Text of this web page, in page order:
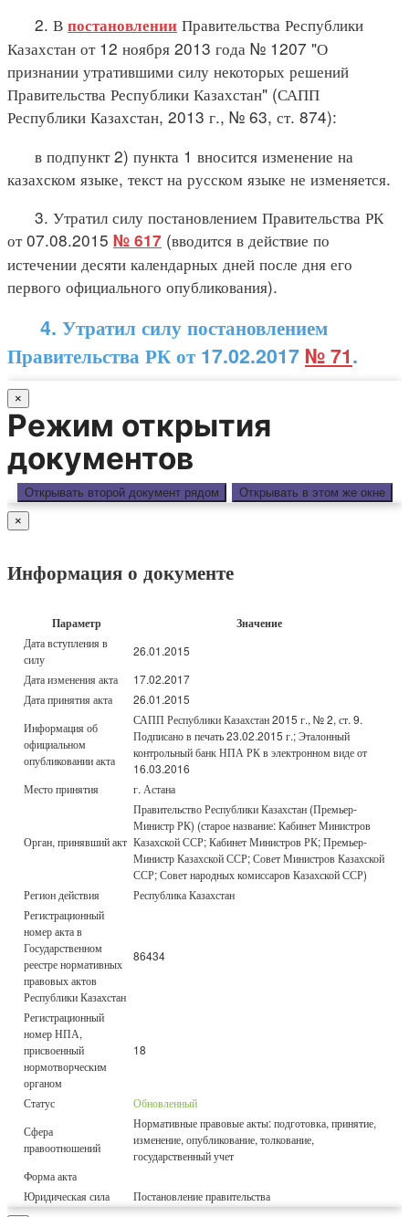
2. В постановлении Правительства Республики
Казахстан от 12 ноября 2013 года № 1207 "О
признании утратившими силу некоторых решений
Правительства Республики Казахстан" (САПП
Республики Казахстан, 2013 г., № 63, ст. 874):
в подпункт 2) пункта 1 вносится изменение на
казахском языке, текст на русском языке не изменяется.
3. Утратил силу постановлением Правительства РК
от 07.08.2015 № 617 (вводится в действие по
истечении десяти календарных дней после дня его
первого официального опубликования).
4. Утратил силу постановлением
Правительства РК от 17.02.2017 № 71.
×
Режим открытия
документов
Открывать второй документ рядом Открывать в этом же окне
×
Информация о документе
Параметр Значение
Дата вступления в
силу
26.01.2015
Дата изменения акта
17.02.2017
Дата принятия акта
26.01.2015
Информация об
официальном
опубликовании акта
САПП Республики Казахстан 2015 г., № 2, ст. 9.
Подписано в печать 23.02.2015 г.; Эталонный
контрольный банк НПА РК в электронном виде от
16.03.2016
Место принятия
г. Астана
Орган, принявший акт
Правительство Республики Казахстан (Премьер-
Министр РК) (старое название: Кабинет Министров
Казахской ССР; Кабинет Министров РК; Премьер-
Министр Казахской ССР; Совет Министров Казахской
ССР; Совет народных комиссаров Казахской ССР)
Регион действия
Республика Казахстан
Регистрационный
номер акта в
Государственном
реестре нормативных
правовых актов
Республики Казахстан
86434
Регистрационный
номер НПА,
присвоенный
нормотворческим
органом
18
Статус
Обновленный
Сфера
правоотношений
Нормативные правовые акты: подготовка, принятие,
изменение, опубликование, толкование,
государственный учет
Форма акта
Юридическая сила
Постановление правительства